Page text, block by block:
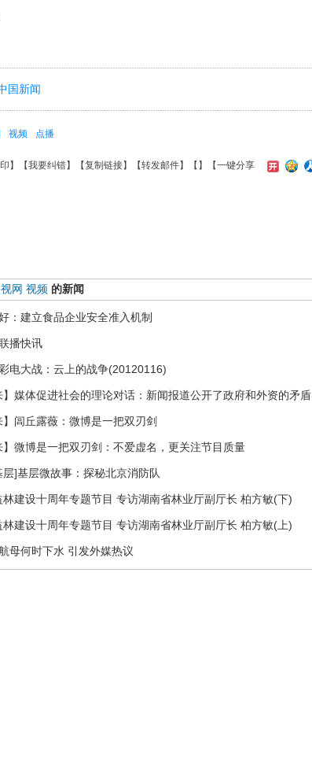
国新闻
视频 点播
】【我要纠错】【复制链接】【转发邮件】【 】 【一键分享
网 视频 的新闻
：建立食品企业安全准入机制
播快讯
电大战：云上的战争(20120116)
】媒体促进社会的理论对话：新闻报道公开了政府和外资的矛盾
】闾丘露薇：微博是一把双刃剑
】微博是一把双刃剑：不爱虚名，更关注节目质量
层]基层微故事：探秘北京消防队
林建设十周年专题节目 专访湖南省林业厅副厅长 柏方敏(下)
林建设十周年专题节目 专访湖南省林业厅副厅长 柏方敏(上)
母何时下水 引发外媒热议